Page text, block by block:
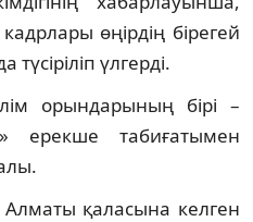
өңірдің бірегей
үлгерді.
орындарының бірі –
ерекше табиғатымен
қаласына келген